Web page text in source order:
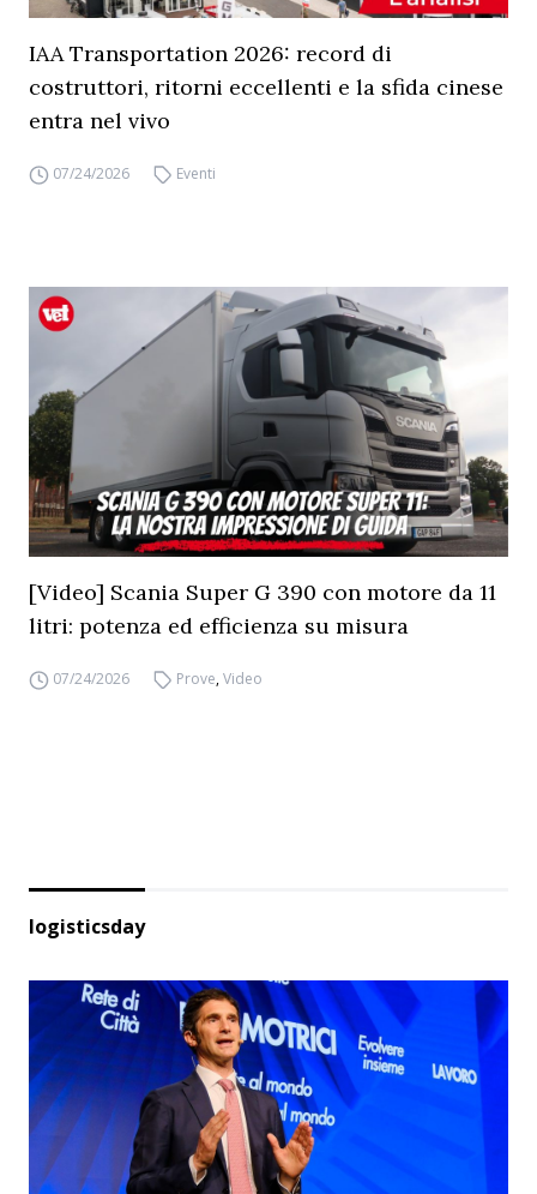
IAA Transportation 2026: record di
costruttori, ritorni eccellenti e la sfida cinese
entra nel vivo
07/24/2026 Eventi
[Video] Scania Super G 390 con motore da 11
litri: potenza ed efficienza su misura
07/24/2026 Prove,Video
logisticsday